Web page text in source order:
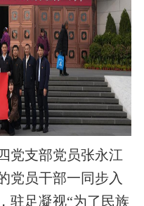
党支部党员张永江
党员干部一同步入
驻足凝视“为了民族